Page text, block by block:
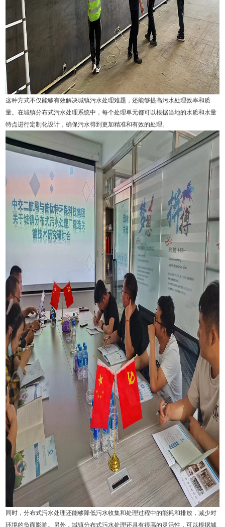
这种方式不仅能够有效解决城镇污水处理难题，还能够提高污水处理效率和质
量。在城镇分布式污水处理系统中，每个处理单元都可以根据当地的水质和水量
特点进行定制化设计，确保污水得到更加精准和有效的处理。
同时，分布式污水处理还能够降低污水收集和处理过程中的能耗和排放，减少对
环境的负面影响。另外，城镇分布式污水处理还具有很高的灵活性，可以根据城